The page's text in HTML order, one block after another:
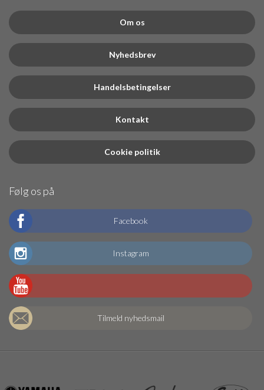
Om os
Nyhedsbrev
Handelsbetingelser
Kontakt
Cookie politik
Følg os på
Facebook
Instagram
Tilmeld nyhedsmail